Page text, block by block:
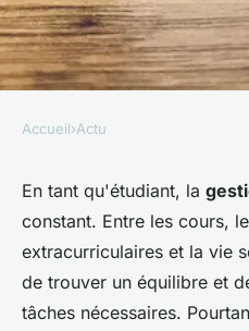
Quelles sont
mieux gérer
qu'étudiant ?
françoise•2 juin 2023 •6 min
Accueil›Actu
En tant qu'étudiant, la
constant. Entre les cours,
extracurriculaires et la vie
de trouver un équilibre et
tâches nécessaires.